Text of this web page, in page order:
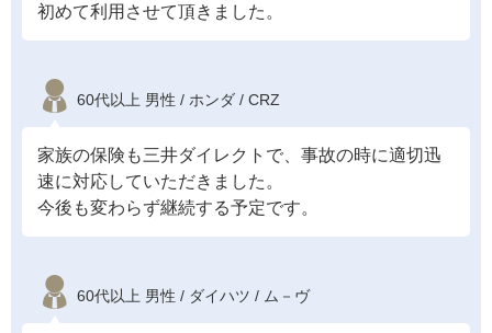
初めて利用させて頂きました。
60代以上 男性 / ホンダ / CRZ
家族の保険も三井ダイレクトで、事故の時に適切迅
速に対応していただきました。
今後も変わらず継続する予定です。
60代以上 男性 / ダイハツ / ム－ヴ